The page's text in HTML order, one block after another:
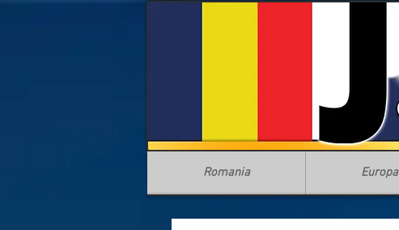
Romania Europa